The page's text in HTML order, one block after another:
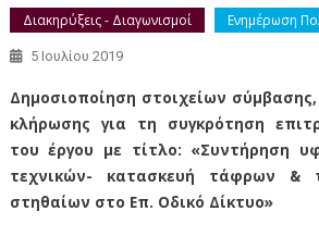
Διακηρύξεις - Διαγωνισμοί Ενημέρωση
5 Ιουλίου 2019
Δημοσιοποίηση στοιχείων σύμβασης,
κλήρωσης για τη συγκρότηση
του έργου με τίτλο: «Συντήρηση
τεχνικών- κατασκευή τάφρων &
στηθαίων στο Επ. Οδικό Δίκτυο»